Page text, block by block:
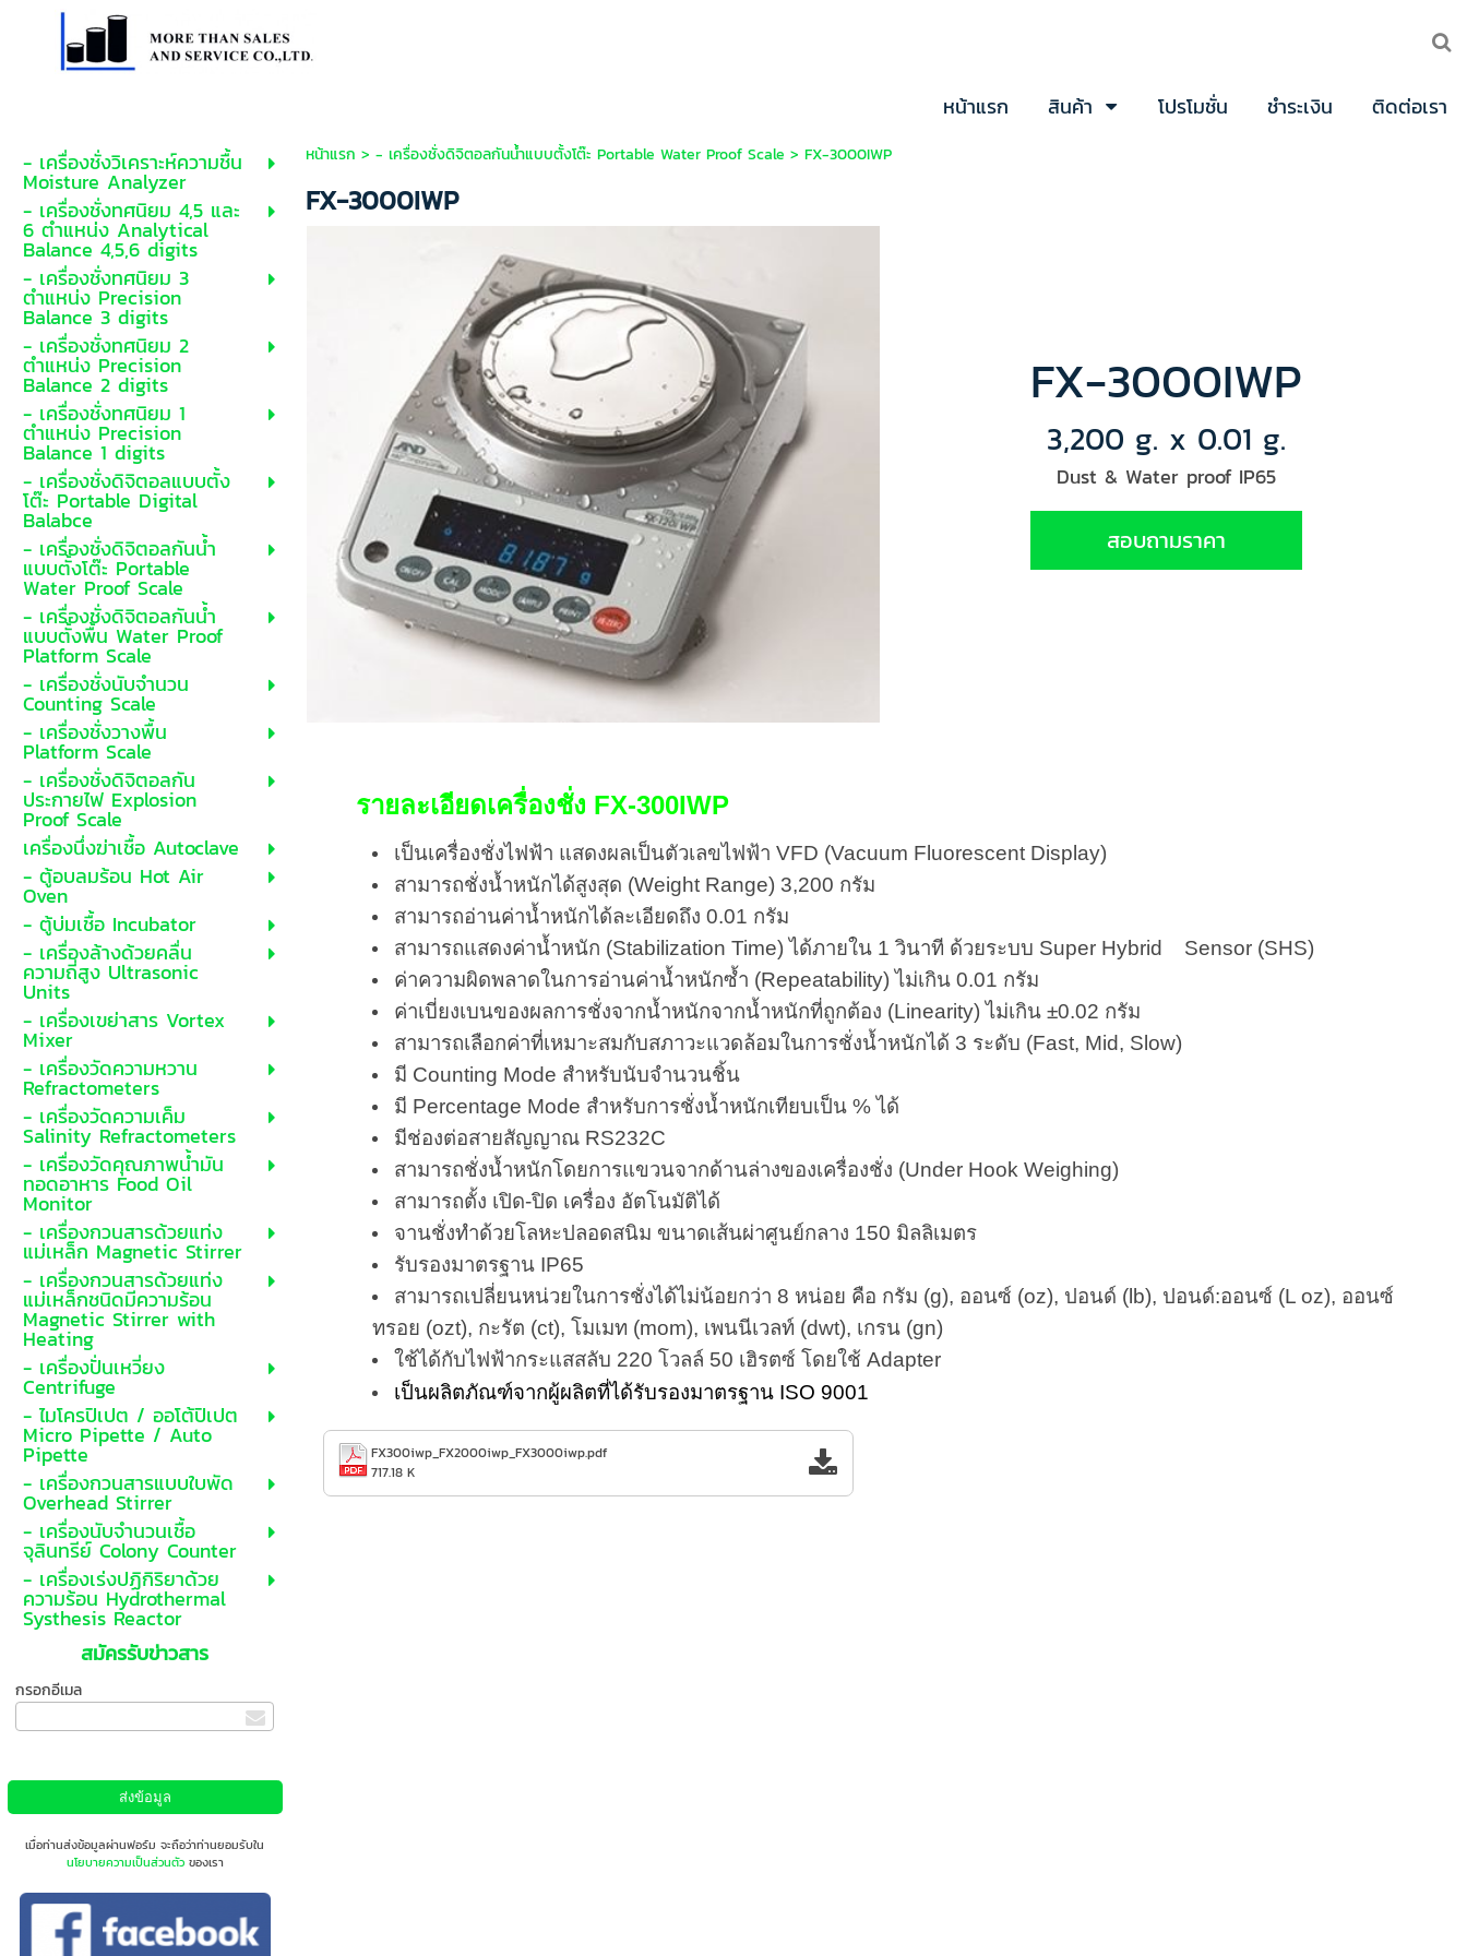
หน้าแรก สินค้า โปรโมชั่น ชำระเงิน
ติดต่อเรา
- เครื่องชั่งวิเคราะห์ความชื้น
Moisture Analyzer
- เครื่องชั่งทศนิยม 4,5 และ
6 ตำแหน่ง Analytical
Balance 4,5,6 digits
- เครื่องชั่งทศนิยม 3
ตำแหน่ง Precision
Balance 3 digits
- เครื่องชั่งทศนิยม 2
ตำแหน่ง Precision
Balance 2 digits
- เครื่องชั่งทศนิยม 1
ตำแหน่ง Precision
Balance 1 digits
- เครื่องชั่งดิจิตอลแบบตั้ง
โต๊ะ Portable Digital
Balabce
- เครื่องชั่งดิจิตอลกันน้ำ
แบบตั้งโต๊ะ Portable
Water Proof Scale
- เครื่องชั่งดิจิตอลกันน้ำ
แบบตั้งพื้น Water Proof
Platform Scale
- เครื่องชั่งนับจำนวน
Counting Scale
- เครื่องชั่งวางพื้น
Platform Scale
- เครื่องชั่งดิจิตอลกัน
ประกายไฟ Explosion
Proof Scale
เครื่องนึ่งฆ่าเชื้อ Autoclave
- ตู้อบลมร้อน Hot Air
Oven
- ตู้บ่มเชื้อ Incubator
- เครื่องล้างด้วยคลื่น
ความถี่สูง Ultrasonic
Units
- เครื่องเขย่าสาร Vortex
Mixer
- เครื่องวัดความหวาน
Refractometers
- เครื่องวัดความเค็ม
Salinity Refractometers
- เครื่องวัดคุณภาพน้ำมัน
ทอดอาหาร Food Oil
Monitor
- เครื่องกวนสารด้วยแท่ง
แม่เหล็ก Magnetic Stirrer
- เครื่องกวนสารด้วยแท่ง
แม่เหล็กชนิดมีความร้อน
Magnetic Stirrer with
Heating
- เครื่องปั่นเหวี่ยง
Centrifuge
- ไมโครปิเปต / ออโต้ปิเปต
Micro Pipette / Auto
Pipette
- เครื่องกวนสารแบบใบพัด
Overhead Stirrer
- เครื่องนับจำนวนเชื้อ
จุลินทรีย์ Colony Counter
- เครื่องเร่งปฏิกิริยาด้วย
ความร้อน Hydrothermal
Systhesis Reactor
สมัครรับข่าวสาร
กรอกอีเมล
เมื่อท่านส่งข้อมูลผ่านฟอร์ม จะถือว่าท่านยอมรับใน
นโยบายความเป็นส่วนตัวของเรา
หน้าแรก > - เครื่องชั่งดิจิตอลกันน้ำแบบตั้งโต๊ะ Portable Water Proof Scale > FX-3000IWP
FX-3000IWP
FX-3000IWP
3,200 g. x 0.01 g.
Dust & Water proof IP65
สอบถามราคา
รายละเอียดเครื่องชั่ง FX-300IWP
เป็นเครื่องชั่งไฟฟ้า แสดงผลเป็นตัวเลขไฟฟ้า VFD (Vacuum Fluorescent Display)
สามารถชั่งน้ำหนักได้สูงสุด (Weight Range) 3,200 กรัม
สามารถอ่านค่าน้ำหนักได้ละเอียดถึง 0.01 กรัม
สามารถแสดงค่าน้ำหนัก (Stabilization Time) ได้ภายใน 1 วินาที ด้วยระบบ Super Hybrid Sensor (SHS)
ค่าความผิดพลาดในการอ่านค่าน้ำหนักซ้ำ (Repeatability) ไม่เกิน 0.01 กรัม
ค่าเบี่ยงเบนของผลการชั่งจากน้ำหนักจากน้ำหนักที่ถูกต้อง (Linearity) ไม่เกิน ±0.02 กรัม
สามารถเลือกค่าที่เหมาะสมกับสภาวะแวดล้อมในการชั่งน้ำหนักได้ 3 ระดับ (Fast, Mid, Slow)
มี Counting Mode สำหรับนับจำนวนชิ้น
มี Percentage Mode สำหรับการชั่งน้ำหนักเทียบเป็น % ได้
มีช่องต่อสายสัญญาณ RS232C
สามารถชั่งน้ำหนักโดยการแขวนจากด้านล่างของเครื่องชั่ง (Under Hook Weighing)
สามารถตั้ง เปิด-ปิด เครื่อง อัตโนมัติได้
จานชั่งทำด้วยโลหะปลอดสนิม ขนาดเส้นผ่าศูนย์กลาง 150 มิลลิเมตร
รับรองมาตรฐาน IP65
สามารถเปลี่ยนหน่วยในการชั่งได้ไม่น้อยกว่า 8 หน่อย คือ กรัม (g), ออนซ์ (oz), ปอนด์ (lb), ปอนด์:ออนซ์ (L oz), ออนซ์
ทรอย (ozt), กะรัต (ct), โมเมท (mom), เพนนีเวลท์ (dwt), เกรน (gn)
ใช้ได้กับไฟฟ้ากระแสสลับ 220 โวลล์ 50 เฮิรตซ์ โดยใช้ Adapter
เป็นผลิตภัณฑ์จากผู้ผลิตที่ได้รับรองมาตรฐาน ISO 9001
FX300iwp_FX2000iwp_FX3000iwp.pdf
717.18 K